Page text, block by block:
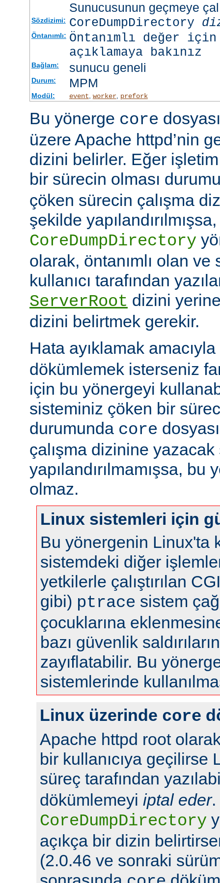
Sunucusunun geçmeye
Sözdizimi: CoreDumpDirectory
Öntanımlı: Öntanımlı değer
açıklamaya bakınız
Bağlam: sunucu geneli
Durum: MPM
Modül: event worker, prefork
Bu yönerge core
üzere Apache httpd’nin
dizini belirler. Eğer
bir sürecin olması
çöken sürecin çalışma
şekilde yapılandırılmışsa,
CoreDumpDirectory
olarak, öntanımlı olan ve
kullanıcı tarafından
ServerRoot dizini
dizini belirtmek gerekir.
Hata ayıklamak
dökümlemek isterseniz
için bu yönergeyi
sisteminiz çöken bir
durumunda core
çalışma dizinine
yapılandırılmamışsa,
olmaz.
Linux sistemleri için
Bu yönergenin Linux'ta
sistemdeki diğer
yetkilerle çalıştırılan
gibi) ptrace sistem
çocuklarına
bazı güvenlik
zayıflatabilir. Bu
sistemlerinde
Linux üzerinde core
Apache httpd root
bir kullanıcıya geçilirse
süreç tarafından
dökümlemeyi iptal eder.
CoreDumpDirectory
açıkça bir dizin
(2.0.46 ve sonraki